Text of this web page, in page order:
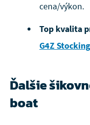
cena/výkon.
Top kvalita
G4Z
Ďalšie
boat